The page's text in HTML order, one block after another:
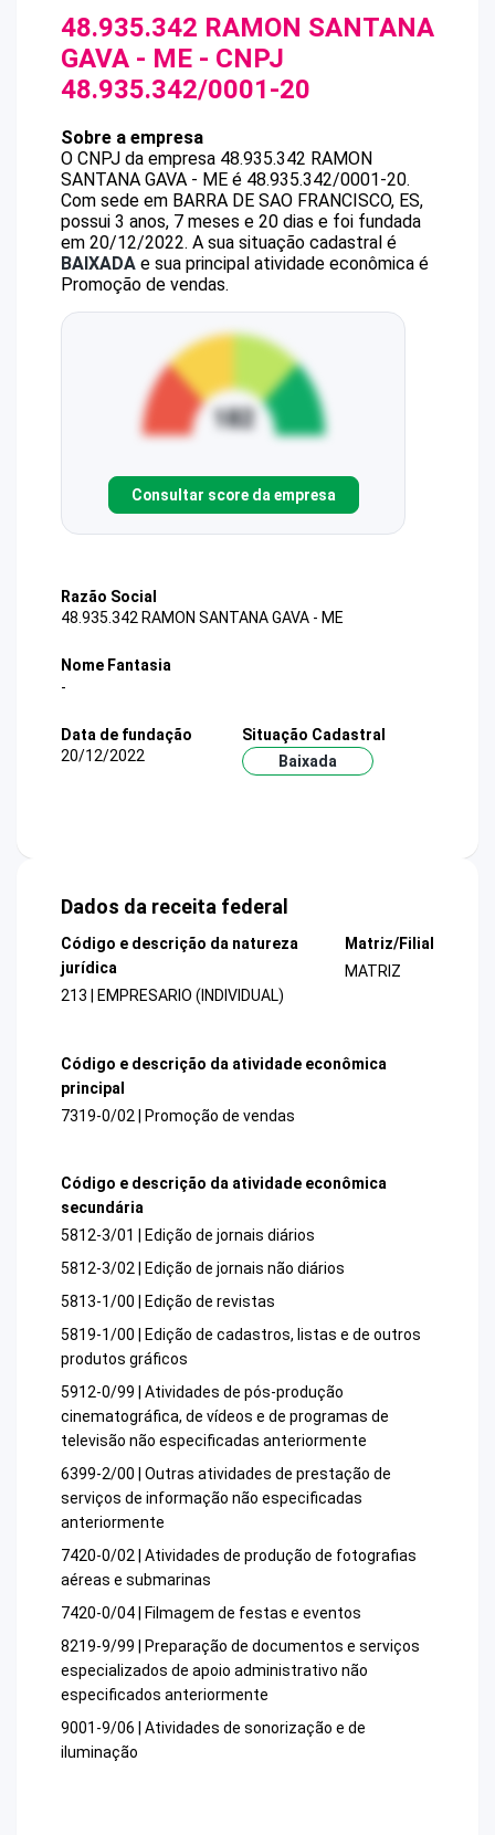
48.935.342 RAMON SANTANA
GAVA - ME - CNPJ
48.935.342/0001-20
Sobre a empresa
O CNPJ da empresa 48.935.342 RAMON
SANTANA GAVA - ME é 48.935.342/0001-20.
Com sede em BARRA DE SAO FRANCISCO, ES,
possui 3 anos, 7 meses e 20 dias e foi fundada
em 20/12/2022. A sua situação cadastral é
BAIXADA e sua principal atividade econômica é
Promoção de vendas.
Consultar score da empresa
Razão Social
48.935.342 RAMON SANTANA GAVA - ME
Nome Fantasia
-
Data de fundação
20/12/2022
Situação Cadastral
Baixada
Dados da receita federal
Código e descrição da natureza
jurídica
213 | EMPRESARIO (INDIVIDUAL)
Matriz/Filial
MATRIZ
Código e descrição da atividade econômica
principal
7319-0/02 | Promoção de vendas
Código e descrição da atividade econômica
secundária
5812-3/01 | Edição de jornais diários
5812-3/02 | Edição de jornais não diários
5813-1/00 | Edição de revistas
5819-1/00 | Edição de cadastros, listas e de outros
produtos gráficos
5912-0/99 | Atividades de pós-produção
cinematográfica, de vídeos e de programas de
televisão não especificadas anteriormente
6399-2/00 | Outras atividades de prestação de
serviços de informação não especificadas
anteriormente
7420-0/02 | Atividades de produção de fotografias
aéreas e submarinas
7420-0/04 | Filmagem de festas e eventos
8219-9/99 | Preparação de documentos e serviços
especializados de apoio administrativo não
especificados anteriormente
9001-9/06 | Atividades de sonorização e de
iluminação